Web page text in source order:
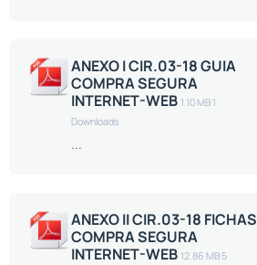
ANEXO I CIR.03-18 GUIA
COMPRA SEGURA
INTERNET-WEB 1.10 MB1
Downloads
...
ANEXO II CIR.03-18 FICHAS
COMPRA SEGURA
INTERNET-WEB 12.86 MB5